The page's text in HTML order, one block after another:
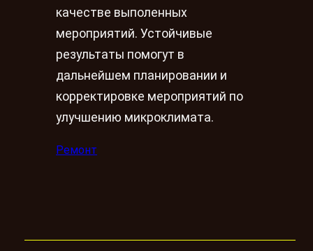
качестве выполенных
мероприятий. Устойчивые
результаты помогут в
дальнейшем планировании и
корректировке мероприятий по
улучшению микроклимата.
Ремонт